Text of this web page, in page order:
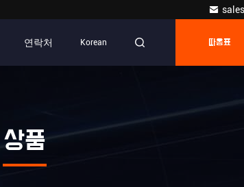
연락처 Korean 따옴표
상품